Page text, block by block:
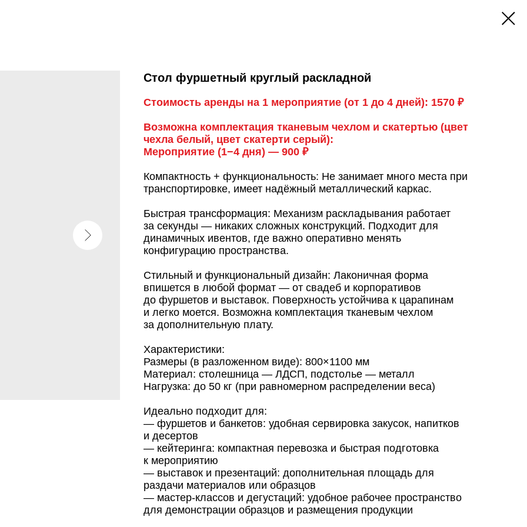
Стол фуршетный круглый раскладной
Стоимость аренды на 1 мероприятие (от 1 до 4 дней): 1570 ₽
Возможна комплектация тканевым чехлом и скатертью (цвет
чехла белый, цвет скатерти серый):
Мероприятие (1−4 дня) — 900 ₽
Компактность + функциональность: Не занимает много места при
транспортировке, имеет надёжный металлический каркас.
Быстрая трансформация: Механизм раскладывания работает
за секунды — никаких сложных конструкций. Подходит для
динамичных ивентов, где важно оперативно менять
конфигурацию пространства.
Стильный и функциональный дизайн: Лаконичная форма
впишется в любой формат — от свадеб и корпоративов
до фуршетов и выставок. Поверхность устойчива к царапинам
и легко моется. Возможна комплектация тканевым чехлом
за дополнительную плату.
Характеристики:
Размеры (в разложенном виде): 800×1100 мм
Материал: столешница — ЛДСП, подстолье — металл
Нагрузка: до 50 кг (при равномерном распределении веса)
Идеально подходит для:
— фуршетов и банкетов: удобная сервировка закусок, напитков
и десертов
— кейтеринга: компактная перевозка и быстрая подготовка
к мероприятию
— выставок и презентаций: дополнительная площадь для
раздачи материалов или образцов
— мастер-классов и дегустаций: удобное рабочее пространство
для демонстрации образцов и размещения продукции